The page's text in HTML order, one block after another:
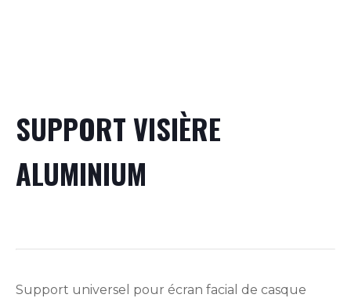
SUPPORT VISIÈRE
ALUMINIUM
Support universel pour écran facial de casque